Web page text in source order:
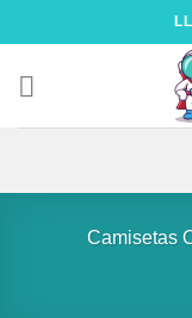
Camisetas